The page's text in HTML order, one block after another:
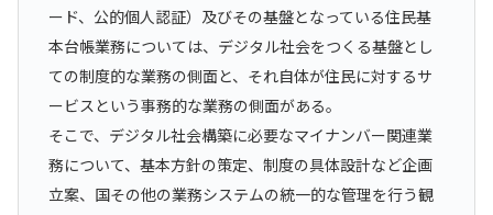
ード、公的個人認証）及びその基盤となっている住民基
本台帳業務については、デジタル社会をつくる基盤とし
ての制度的な業務の側面と、それ自体が住民に対するサ
ービスという事務的な業務の側面がある。
そこで、デジタル社会構築に必要なマイナンバー関連業
務について、基本方針の策定、制度の具体設計など企画
立案、国その他の業務システムの統一的な管理を行う観